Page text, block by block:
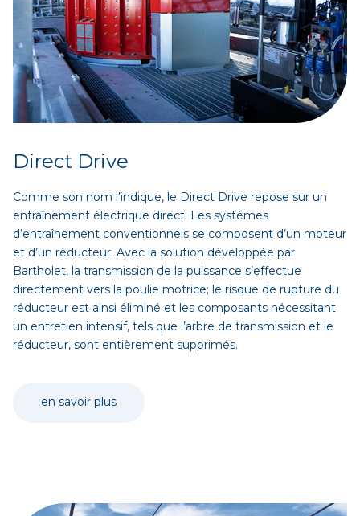
Direct Drive
Comme son nom l’indique, le Direct Drive repose sur un
entraînement électrique direct. Les systèmes
d’entraînement conventionnels se composent d’un moteur
et d’un réducteur. Avec la solution développée par
Bartholet, la transmission de la puissance s’effectue
directement vers la poulie motrice; le risque de rupture du
réducteur est ainsi éliminé et les composants nécessitant
un entretien intensif, tels que l’arbre de transmission et le
réducteur, sont entièrement supprimés.
en savoir plus